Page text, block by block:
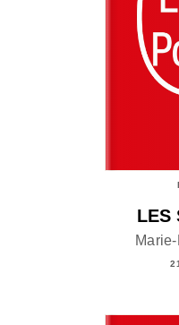
LES